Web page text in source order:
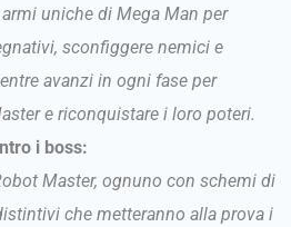
uniche di Mega Man per
sconfiggere nemici e
avanzi in ogni fase per
e riconquistare i loro poteri.
i boss:
Master, ognuno con schemi di
che metteranno alla prova i